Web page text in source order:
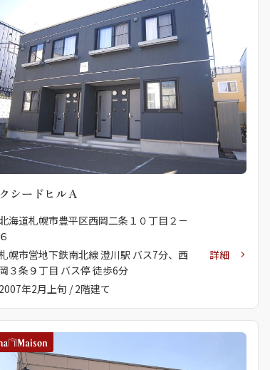
シードヒルＡ
海道札幌市豊平区西岡二条１０丁目２－
幌市営地下鉄南北線 澄川駅 バス7分、西
３条９丁目 バス停 徒歩6分
年2月上旬 / 2階建て
詳細